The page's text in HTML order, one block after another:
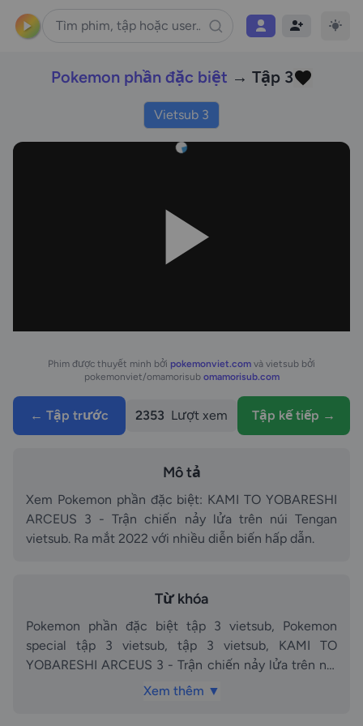
Pokemon phần đặc biệt → Tập 3
Vietsub 3
Phim được thuyết minh bởi pokemonviet.com và vietsub bởi
pokemonviet/omamorisub omamorisub.com
← Tập trước 2353 Lượt xem Tập kế tiếp →
Mô tả
Xem Pokemon phần đặc biệt: KAMI TO YOBARESHI
ARCEUS 3 - Trận chiến nảy lửa trên núi Tengan
vietsub. Ra mắt 2022 với nhiều diễn biến hấp dẫn.
Từ khóa
Pokemon phần đặc biệt tập 3 vietsub, Pokemon
special tập 3 vietsub, tập 3 vietsub, KAMI TO
YOBARESHI ARCEUS 3 - Trận chiến nảy lửa trên núi
Tengan vietsub vietsub, vietsub, Pokemon phần đặcXem thêm ▼